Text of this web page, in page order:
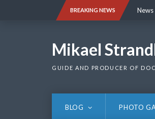
BREAKING NEWS
Mikael
GUIDE AND PRODUCER OF
BLOG PHOTO